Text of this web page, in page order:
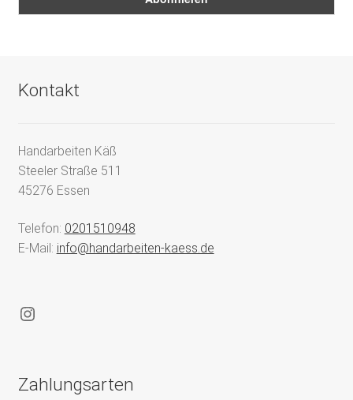
Kontakt
Handarbeiten Käß
Steeler Straße 511
45276 Essen
Telefon: 0201510948
E-Mail: info@handarbeiten-kaess.de
Instagram
Zahlungsarten